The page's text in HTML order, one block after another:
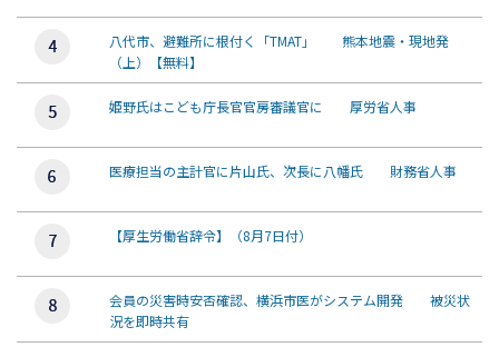
八代市、避難所に根付く「TMAT」 熊本地震・現地発
（上）【無料】
姫野氏はこども庁長官官房審議官に 厚労省人事
医療担当の主計官に片山氏、次長に八幡氏 財務省人事
【厚生労働省辞令】（8月7日付）
会員の災害時安否確認、横浜市医がシステム開発 被災状
況を即時共有